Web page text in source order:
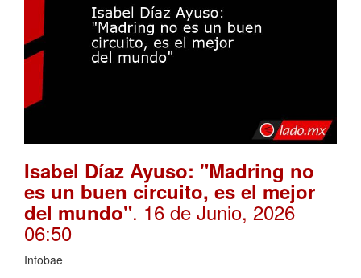
Isabel Díaz Ayuso: "Madring no
es un buen circuito, es el mejor
del mundo". 16 de Junio, 2026
06:50
Infobae